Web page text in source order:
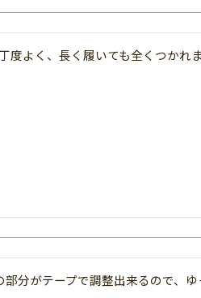
度よく、長く履いても全くつかれ
分がテープで調整出来るので、